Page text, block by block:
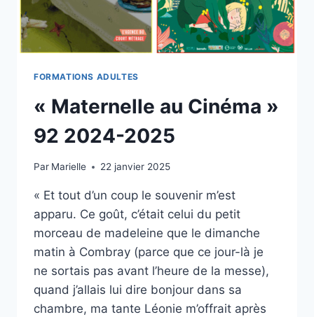
FORMATIONS ADULTES
« Maternelle au Cinéma »
92 2024-2025
Par Marielle 22 janvier 2025
« Et tout d’un coup le souvenir m’est
apparu. Ce goût, c’était celui du petit
morceau de madeleine que le dimanche
matin à Combray (parce que ce jour-là je
ne sortais pas avant l’heure de la messe),
quand j’allais lui dire bonjour dans sa
chambre, ma tante Léonie m’offrait après